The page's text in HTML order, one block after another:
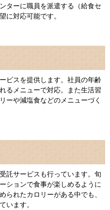
ターに職員を派遣する（給食セ
に対応可能です。
ビスを提供します。社員の年齢
るメニューで対応。また生活習
ーや減塩食などのメニューづく
託サービスも行っています。旬
ションで食事が楽しめるように
られたカロリーがある中でも、
います。